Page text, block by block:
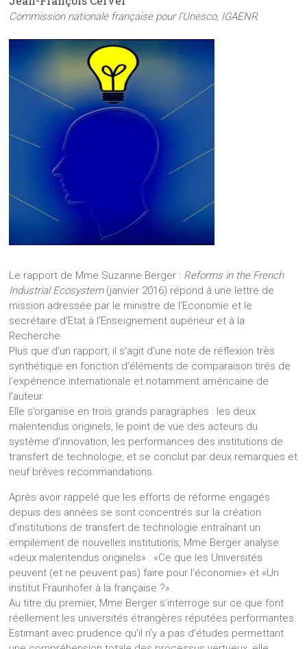
Commission nationale française pour l’Unesco, IGAENR
Le rapport de Mme Suzanne Berger : Reforms in the French
Industrial Ecosystem(janvier 2016) répond à une lettre de
mission adressée par le ministre de l’Economie et le
secrétaire d’Etat à l’Enseignement supérieur et à la
Recherche.
Plus que d’un rapport, il s’agit d’une note de réflexion très
synthétique en fonction d’éléments de comparaison tirés de
l’expérience internationale et notamment américaine de
l’auteur.
Elle s’organise en trois grands paragraphes : les deux
malentendus originels, le point de vue des acteurs du
système d’innovation, les performances des institutions de
transfert de technologie, et se conclut par deux remarques et
neuf brèves recommandations.
Après avoir rappelé que les efforts de réforme engagés
depuis des années se sont concentrés sur la création
d’institutions de transfert de technologie entraînant un
empilement de nouvelles institutions, Mme Berger analyse
«deux malentendus originels» : «Ce que les Universités
peuvent (et ne peuvent pas) faire pour l’économie» et «Un
institut Fraunhofer à la française ?».
Au titre du premier, Mme Berger s’interroge sur ce que font
réellement les universités étrangères réputées performantes.
Estimant avec prudence qu’il n’y a pas d’études permettant